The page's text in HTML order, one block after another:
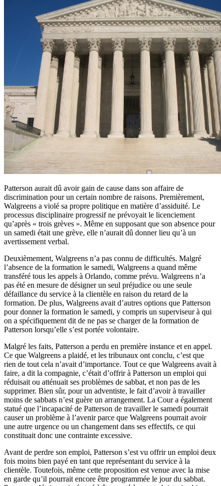
Patterson aurait dû avoir gain de cause dans son affaire de
discrimination pour un certain nombre de raisons. Premièrement,
Walgreens a violé sa propre politique en matière d’assiduité. Le
processus disciplinaire progressif ne prévoyait le licenciement
qu’après « trois grèves ». Même en supposant que son absence pour
un samedi était une grève, elle n’aurait dû donner lieu qu’à un
avertissement verbal.
Deuxièmement, Walgreens n’a pas connu de difficultés. Malgré
l’absence de la formation le samedi, Walgreens a quand même
transféré tous les appels à Orlando, comme prévu. Walgreens n’a
pas été en mesure de désigner un seul préjudice ou une seule
défaillance du service à la clientèle en raison du retard de la
formation. De plus, Walgreens avait d’autres options que Patterson
pour donner la formation le samedi, y compris un superviseur à qui
on a spécifiquement dit de ne pas se charger de la formation de
Patterson lorsqu’elle s’est portée volontaire.
Malgré les faits, Patterson a perdu en première instance et en appel.
Ce que Walgreens a plaidé, et les tribunaux ont conclu, c’est que
rien de tout cela n’avait d’importance. Tout ce que Walgreens avait à
faire, a dit la compagnie, c’était d’offrir à Patterson un emploi qui
réduisait ou atténuait ses problèmes de sabbat, et non pas de les
supprimer. Bien sûr, pour un adventiste, le fait d’avoir à travailler
moins de sabbats n’est guère un arrangement. La Cour a également
statué que l’incapacité de Patterson de travailler le samedi pourrait
causer un problème à l’avenir parce que Walgreens pourrait avoir
une autre urgence ou un changement dans ses effectifs, ce qui
constituait donc une contrainte excessive.
Avant de perdre son emploi, Patterson s’est vu offrir un emploi deux
fois moins bien payé en tant que représentant du service à la
clientèle. Toutefois, même cette proposition est venue avec la mise
en garde qu’il pourrait encore être programmée le jour du sabbat.